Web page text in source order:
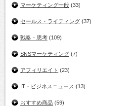
マーケティング一般 (33)
セールス・ライティング (37)
戦略・思考 (109)
SNSマーケティング (7)
アフィリエイト (23)
IT・ビジネスニュース (13)
おすすめ商品 (59)